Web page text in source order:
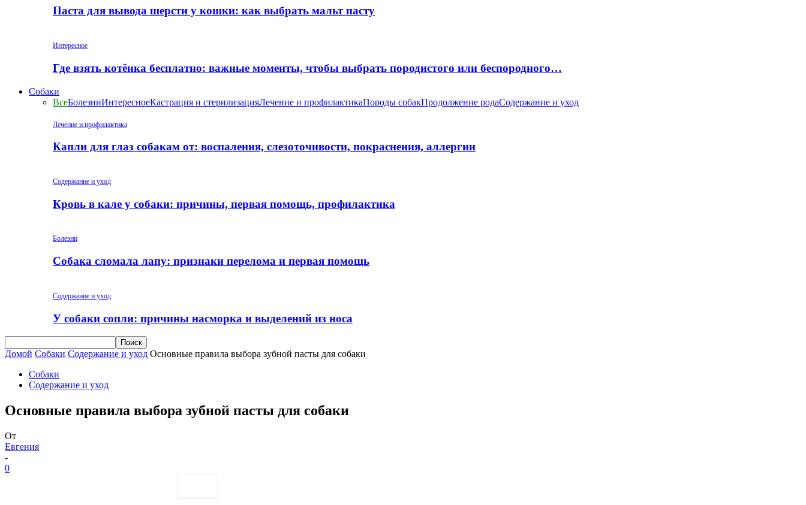
Паста для вывода шерсти у кошки: как выбрать мальт пасту
Интересное
Где взять котёнка бесплатно: важные моменты, чтобы выбрать породистого или беспородного…
Собаки
ВсеБолезниИнтересноеКастрация и стерилизацияЛечение и профилактикаПороды собакПродолжение родаСодержание и уход
Лечение и профилактика
Капли для глаз собакам от: воспаления, слезоточивости, покраснения, аллергии
Содержание и уход
Кровь в кале у собаки: причины, первая помощь, профилактика
Болезни
Собака сломала лапу: признаки перелома и первая помощь
Содержание и уход
У собаки сопли: причины насморка и выделений из носа
Домой Собаки Содержание и уход Основные правила выбора зубной пасты для собаки
Собаки
Содержание и уход
Основные правила выбора зубной пасты для собаки
От
Евгения
-
0